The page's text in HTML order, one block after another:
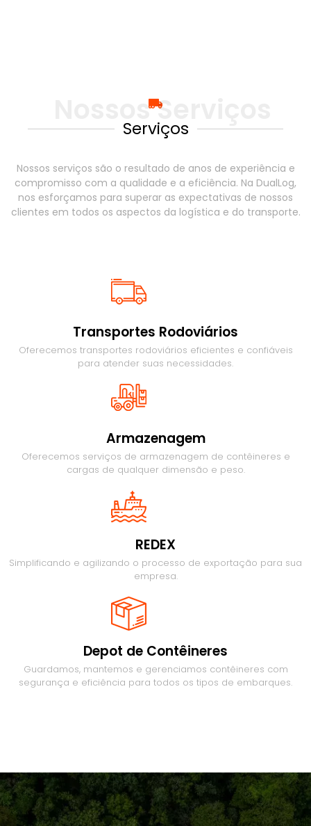
Serviços
Nossos Serviços
Nossos serviços são o resultado de anos de experiência e
compromisso com a qualidade e a eficiência. Na DualLog,
nos esforçamos para superar as expectativas de nossos
clientes em todos os aspectos da logística e do transporte.
Transportes Rodoviários
Oferecemos transportes rodoviários eficientes e confiáveis
para atender suas necessidades.
Armazenagem
Oferecemos serviços de armazenagem de contêineres e
cargas de qualquer dimensão e peso.
REDEX
Simplificando e agilizando o processo de exportação para sua
empresa.
Depot de Contêineres
Guardamos, mantemos e gerenciamos contêineres com
segurança e eficiência para todos os tipos de embarques.